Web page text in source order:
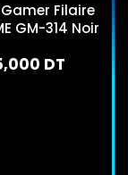
Filaire
GM-314 Noir
DT